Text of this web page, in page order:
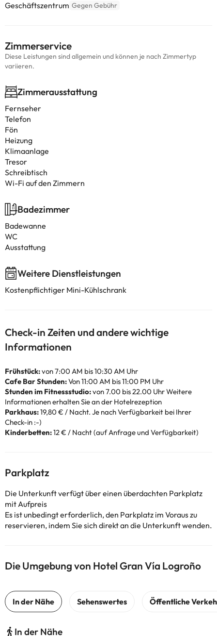
Geschäftszentrum Gegen Gebühr
Zimmerservice
Diese Leistungen sind allgemein und können je nach Zimmertyp
variieren.
Zimmerausstattung
Fernseher
Telefon
Fön
Heizung
Klimaanlage
Tresor
Schreibtisch
Wi-Fi auf den Zimmern
Badezimmer
Badewanne
WC
Ausstattung
Weitere Dienstleistungen
Kostenpflichtiger Mini-Kühlschrank
Check-in Zeiten und andere wichtige
Informationen
Frühstück:von 7:00 AM bis 10:30 AM Uhr
Cafe Bar Stunden:Von 11:00 AM bis 11:00 PM Uhr
Stunden im Fitnessstudio:von 7.00 bis 22.00 Uhr Weitere
Informationen erhalten Sie an der Hotelrezeption
Parkhaus:19,80 € / Nacht. Je nach Verfügbarkeit bei Ihrer
Check-in :-)
Kinderbetten:12 € / Nacht (auf Anfrage und Verfügbarkeit)
Parkplatz
Die Unterkunft verfügt über einen überdachten Parkplatz
mit Aufpreis
Es ist unbedingt erforderlich, den Parkplatz im Voraus zu
reservieren, indem Sie sich direkt an die Unterkunft wenden.
Die Umgebung von Hotel Gran Vía Logroño
In der Nähe